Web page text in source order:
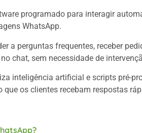
programado para interagir
WhatsApp.
a perguntas frequentes, receber
chat, sem necessidade de
inteligência artificial e scripts pré-
os clientes recebam respostas